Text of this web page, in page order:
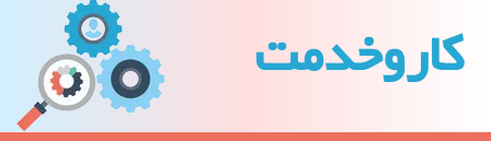
كاروخدمت